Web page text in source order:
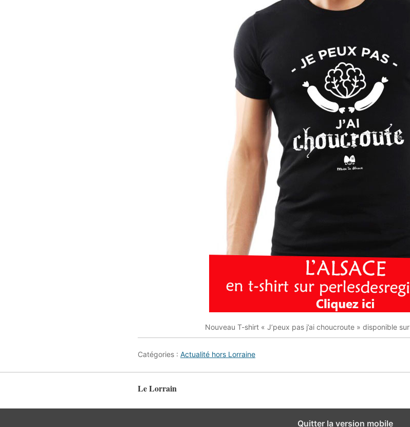
Nouveau T-shirt « J’peux pas j’ai choucroute » disponible sur
Catégories : Actualité hors Lorraine
Le Lorrain
Quitter la version mobile